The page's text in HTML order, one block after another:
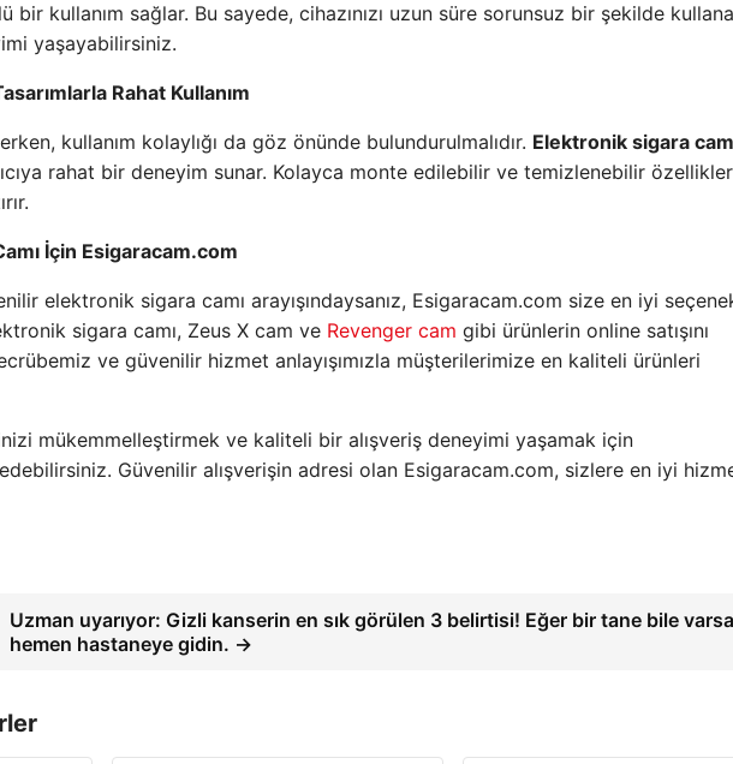
bir kullanım sağlar. Bu sayede, cihazınızı uzun süre sorunsuz bir şekilde
yaşayabilirsiniz.
Rahat Kullanım
kullanım kolaylığı da göz önünde bulundurulmalıdır. Elektronik sigara
rahat bir deneyim sunar. Kolayca monte edilebilir ve temizlenebilir
İçin Esigaracam.com
elektronik sigara camı arayışındaysanız, Esigaracam.com size en iyi
sigara camı, Zeus X cam ve Revenger cam gibi ürünlerin online satışını
ve güvenilir hizmet anlayışımızla müşterilerimize en kaliteli ürünleri
mükemmelleştirmek ve kaliteli bir alışveriş deneyimi yaşamak için
Güvenilir alışverişin adresi olan Esigaracam.com, sizlere en iyi
Uzman uyarıyor: Gizli kanserin en sık görülen 3 belirtisi! Eğer bir tane bile varsa
hemen hastaneye gidin. →